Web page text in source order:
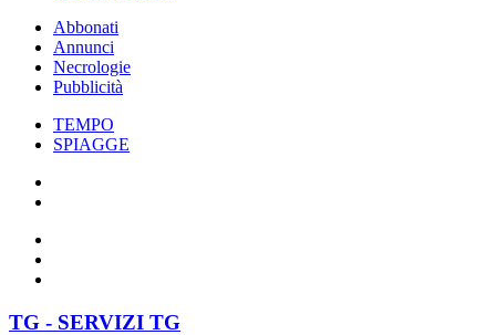
Abbonati
Annunci
Necrologie
Pubblicità
TEMPO
SPIAGGE
TG - SERVIZI TG